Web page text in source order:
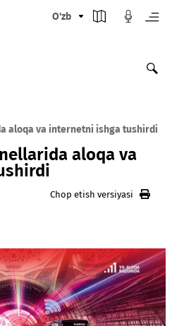
O'zb
aloqa va
tushirdi